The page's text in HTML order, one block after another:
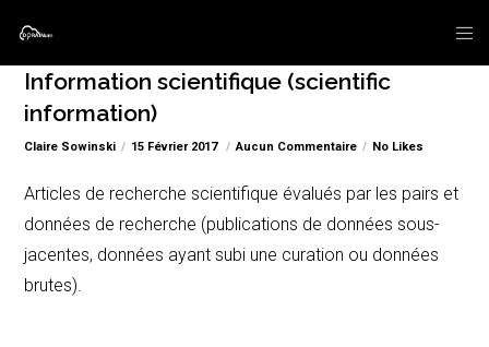
Information scientifique (scientific
information)
Claire Sowinski 15 Février 2017 Aucun Commentaire No Likes
Articles de recherche scientifique évalués par les pairs et
données de recherche (publications de données sous-
jacentes, données ayant subi une curation ou données
brutes).